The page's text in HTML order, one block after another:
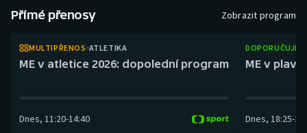
Box
Curling
Přímé přenosy Zobrazit program
MULTIPŘENOS ATLETIKA
ME v atletice 2026: dopolední program
Dnes, 11:20-14:40
ME v
Dnes, 18:25-